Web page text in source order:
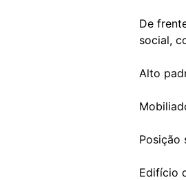
De
social,
Alto
Posição
Edifício